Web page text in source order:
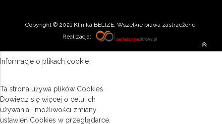
Copyright © 2021 Klinika BELIZE. Wszelkie prawa zastrzeżone.
Realizacja:
Informacje o plikach cookie
Ta strona używa plików Cookies.
Dowiedz się więcej o celu ich
używania i możliwości zmiany
ustawień Cookies w przeglądarce.